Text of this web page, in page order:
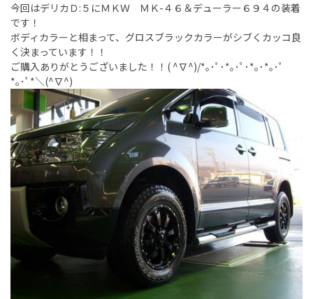
今回はデリカＤ:５にＭＫＷ ＭＫ-４６＆デューラー６９４の装着
です！
ボディカラーと相まって、グロスブラックカラーがシブくカッコ良
く決まっています！！
ご購入ありがとうございました！！( ^∇^)/*｡･ﾟ･*｡･ﾟ･*｡･*｡･ﾟ
*｡･ﾟ*＼(^∇^)